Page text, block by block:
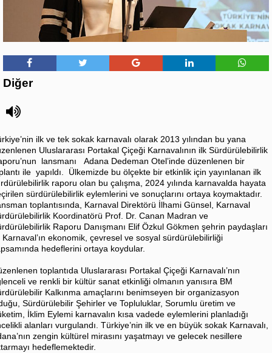
Diğer
ilk ve tek sokak karnavalı olarak 2013 yılından bu yana
Uluslararası Portakal Çiçeği Karnavalının ilk Sürdürülebilirlik
lansmanı Adana Dedeman Otel’inde düzenlenen bir
ile yapıldı. Ülkemizde bu ölçekte bir etkinlik için yayınlanan ilk
raporu olan bu çalışma, 2024 yılında karnavalda hayata
sürdürülebilirlik eylemlerini ve sonuçlarını ortaya koymaktadır.
toplantısında, Karnaval Direktörü İlhami Günsel, Karnaval
Koordinatörü Prof. Dr. Canan Madran ve
Raporu Danışmanı Elif Özkul Gökmen şehrin paydaşları
Karnaval’ın ekonomik, çevresel ve sosyal sürdürülebilirliği
hedeflerini ortaya koydular.
toplantıda Uluslararası Portakal Çiçeği Karnavalı’nın
ve renkli bir kültür sanat etkinliği olmanın yanısıra BM
Kalkınma amaçlarını benimseyen bir organizasyon
Sürdürülebilir Şehirler ve Topluluklar, Sorumlu üretim ve
İklim Eylemi karnavalın kısa vadede eylemlerini planladığı
alanları vurgulandı. Türkiye’nin ilk ve en büyük sokak Karnavalı,
zengin kültürel mirasını yaşatmayı ve gelecek nesillere
hedeflemektedir.